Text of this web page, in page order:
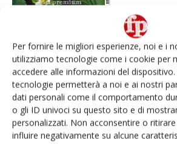
Per fornire le migliori esperienze, noi e i
utilizziamo tecnologie come i cookie per
accedere alle informazioni del
tecnologie permetterà a noi e ai nostri
dati personali come il comportamento
o gli ID univoci su questo sito e di
personalizzati. Non acconsentire o
influire negativamente su alcune
I più visti
Spazio Conad: continua la
vendita
Non è una susina: è Metis… e
categoria